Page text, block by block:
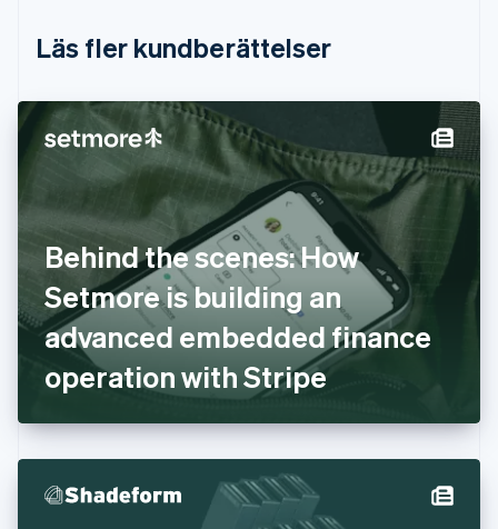
Läs fler kundberättelser
Behind the scenes: How
Setmore is building an
advanced embedded finance
operation with Stripe
English
Finland
EnglishSvenska
Frankrike
FrançaisEnglish
Förenade Arabemiraten
Gibraltar
English
Grekland
English
Hongkong SAR, Kina
English简体中文
Indien
Irland
English
ItalianoEnglish